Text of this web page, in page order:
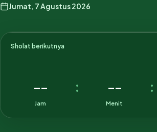
Jumat, 7 Agustus 2026
Sholat berikutnya
--
Jam
: --
Menit
: